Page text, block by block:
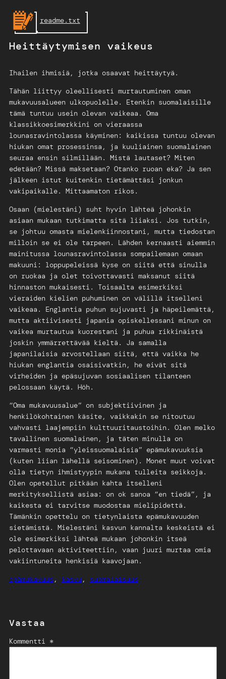
Skip
content
readme.txt
Heittäytymisen vaikeus
Ihailen ihmisiä, jotka osaavat heittäytyä.
Tähän liittyy oleellisesti murtautuminen oman
mukavuusalueen ulkopuolelle. Etenkin suomalaisille
tämä tuntuu usein olevan vaikeaa. Oma
klassikkoesimerkkini on vieraassa
lounasravintolassa käyminen: kaikissa tuntuu olevan
hiukan omat prosessinsa, ja kuuliainen suomalainen
seuraa ensin silmillään. Mistä lautaset? Miten
edetään? Missä maksetaan? Otanko ruoan eka? Ja sen
jälkeen istut kuitenkin tietämättäsi jonkun
vakipaikalle. Mittaamaton rikos.
Osaan (mielestäni) suht hyvin lähteä johonkin
asiaan mukaan tutkimatta sitä liiaksi. Jos tutkin,
se johtuu omasta mielenkiinnostani, mutta tiedostan
milloin se ei ole tarpeen. Lähden kernaasti aiemmin
mainitussa lounasravintolassa sompailemaan omaan
makuuni: loppupeleissä kyse on siitä että sinulla
on ruokaa ja olet toivottavasti maksanut siitä
hinnaston mukaisesti. Toisaalta esimerkiksi
vieraiden kielien puhuminen on välillä itselleni
vaikeaa. Englantia puhun sujuvasti ja häpeilemättä,
mutta aktiivisesti japania opiskellessani minun on
vaikea murtautua kuorestani ja puhua rikkinäistä
joskin ymmärrettävää kieltä. Ja samalla
japanilaisia arvostellaan siitä, että vaikka he
hiukan englantia osaisivatkin, he eivät sitä
virheiden ja epäsujuvan sosiaalisen tilanteen
pelossaan käytä. Höh.
“Oma mukavuusalue” on subjektiivinen ja
henkilökohtainen käsite, vaikkakin se nitoutuu
vahvasti laajempiin kulttuuritaustoihin. Olen melko
tavallinen suomalainen, ja täten minulla on
varmasti monia “yleissuomalaisia” epämukavuuksia
(kuten liian lähellä seisominen). Monet muut voivat
olla tietyn ihmistyypin mukana tulleita seikkoja.
Olen opetellut pitkään kahta itselleni
merkityksellistä asiaa: on ok sanoa “en tiedä”, ja
kaikesta ei tarvitse muodostaa mielipidettä.
Tämänkin opettelu on tietynlaista epämukavuuden
sietämistä. Mielestäni kasvun kannalta keskeistä ei
ole esimerkiksi lähteä mukaan johonkin itseä
pelottavaan aktiviteettiin, vaan juuri murtaa omia
vakiintuneita henkisiä kaavojaan.
epämukavuus , kasvu , suomalaisuus
Vastaa
Kommentti *